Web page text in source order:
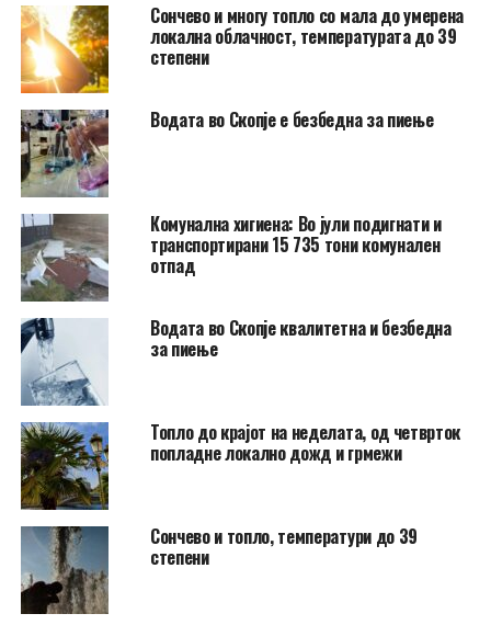
Сончево и многу топло со мала до умерена
локална облачност, температурата до 39
степени
Водата во Скопје е безбедна за пиење
Комунална хигиена: Во јули подигнати и
транспортирани 15 735 тони комунален
отпад
Водата во Скопје квалитетна и безбедна
за пиење
Топло до крајот на неделата, од четврток
попладне локално дожд и грмежи
Сончево и топло, температури до 39
степени